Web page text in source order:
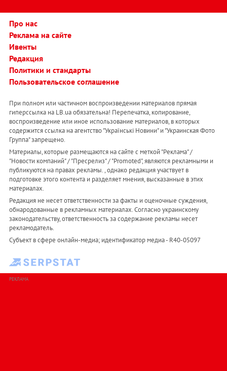
Про нас
Реклама на сайте
Ивенты
Редакция
Политики и стандарты
Пользовательское соглашение
При полном или частичном воспроизведении материалов прямая
гиперссылка на LB.ua обязательна! Перепечатка, копирование,
воспроизведение или иное использование материалов, в которых
содержится ссылка на агентство "Українськi Новини" и "Украинская Фото
Группа" запрещено.
Материалы, которые размещаются на сайте с меткой "Реклама" /
"Новости компаний" / "Пресрелиз" / "Promoted", являются рекламными и
публикуются на правах рекламы. , однако редакция участвует в
подготовке этого контента и разделяет мнения, высказанные в этих
материалах.
Редакция не несет ответственности за факты и оценочные суждения,
обнародованные в рекламных материалах. Согласно украинскому
законодательству, ответственность за содержание рекламы несет
рекламодатель.
Субъект в сфере онлайн-медиа; идентификатор медиа - R40-05097
РЕКЛАМА